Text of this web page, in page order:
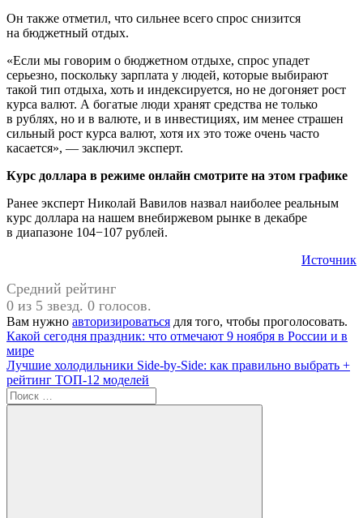
Он также отметил, что сильнее всего спрос снизится
на бюджетный отдых.
«Если мы говорим о бюджетном отдыхе, спрос упадет
серьезно, поскольку зарплата у людей, которые выбирают
такой тип отдыха, хоть и индексируется, но не догоняет рост
курса валют. А богатые люди хранят средства не только
в рублях, но и в валюте, и в инвестициях, им менее страшен
сильный рост курса валют, хотя их это тоже очень часто
касается», — заключил эксперт.
Курс доллара в режиме онлайн смотрите на этом графике
Ранее эксперт Николай Вавилов назвал наиболее реальным
курс доллара на нашем внебиржевом рынке в декабре
в диапазоне 104−107 рублей.
Источник
Средний рейтинг
0 из 5 звезд. 0 голосов.
Вам нужно авторизироваться для того, чтобы проголосовать.
#Россия
Навигация
по
записям
Предыдущая
запись:
Какой сегодня праздник: что отмечают 9 ноября в России и в
мире
Следующая
запись:
Лучшие холодильники Side-by-Side: как правильно выбрать +
рейтинг ТОП-12 моделей
Поиск
для: